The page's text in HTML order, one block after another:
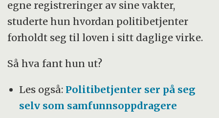
egne registreringer av sine vakter,
studerte hun hvordan politibetjenter
forholdt seg til loven i sitt daglige virke.
Så hva fant hun ut?
Les også: Politibetjenter ser på seg
selv som samfunnsoppdragere